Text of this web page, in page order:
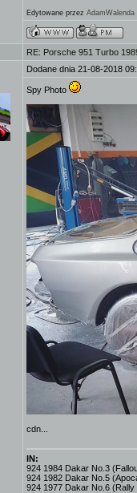
Edytowane przez AdamWalenda
RE: Porsche 951 Turbo
Dodane dnia 21-08-2018
Spy Photo
cdn...
IN:
924 1984 Dakar No.3
924 1982 Dakar No.5
924 1977 Dakar No.6